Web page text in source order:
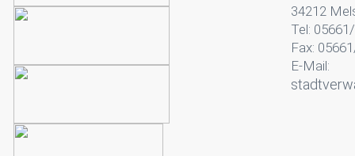
34212
Tel:
Fax:
E-Mail: